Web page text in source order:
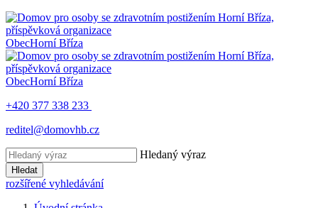
ObecHorní Bříza
ObecHorní Bříza
+420 377 338 233
reditel@domovhb.cz
Hledaný výraz
Hledat
rozšířené vyhledávání